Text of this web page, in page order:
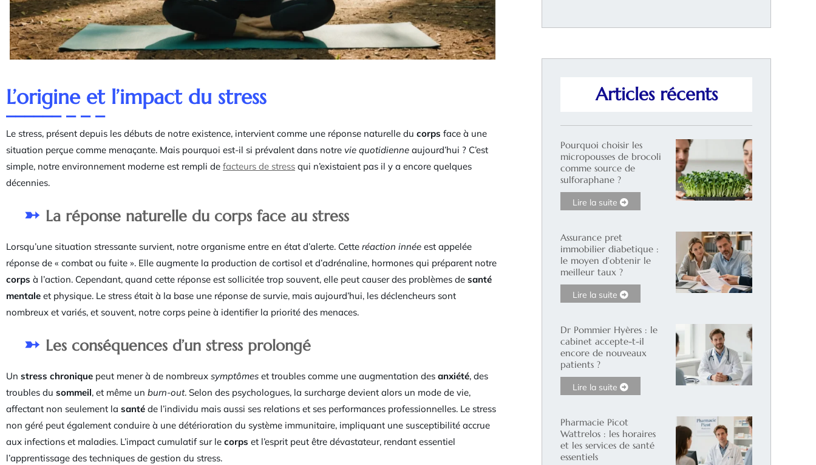
L’origine et l’impact du stress
Le stress, présent depuis les débuts de notre existence, intervient comme une réponse naturelle du corps face à une
situation perçue comme menaçante. Mais pourquoi est-il si prévalent dans notre vie quotidienne aujourd’hui ? C’est
simple, notre environnement moderne est rempli de facteurs de stress qui n’existaient pas il y a encore quelques
décennies.
La réponse naturelle du corps face au stress
Lorsqu’une situation stressante survient, notre organisme entre en état d’alerte. Cette réaction innée est appelée
réponse de « combat ou fuite ». Elle augmente la production de cortisol et d’adrénaline, hormones qui préparent notre
corps à l’action. Cependant, quand cette réponse est sollicitée trop souvent, elle peut causer des problèmes de santé
mentale et physique. Le stress était à la base une réponse de survie, mais aujourd’hui, les déclencheurs sont
nombreux et variés, et souvent, notre corps peine à identifier la priorité des menaces.
Les conséquences d’un stress prolongé
Un stress chronique peut mener à de nombreux symptômes et troubles comme une augmentation des anxiété, des
troubles du sommeil, et même un burn-out. Selon des psychologues, la surcharge devient alors un mode de vie,
affectant non seulement la santé de l’individu mais aussi ses relations et ses performances professionnelles. Le stress
non géré peut également conduire à une détérioration du système immunitaire, impliquant une susceptibilité accrue
aux infections et maladies. L’impact cumulatif sur le corps et l’esprit peut être dévastateur, rendant essentiel
l’apprentissage des techniques de gestion du stress.
Articles récents
Pourquoi choisir les
micropousses de brocoli
comme source de
sulforaphane ?
Lire la suite
Assurance pret
immobilier diabetique :
le moyen d’obtenir le
meilleur taux ?
Lire la suite
Dr Pommier Hyères : le
cabinet accepte-t-il
encore de nouveaux
patients ?
Lire la suite
Pharmacie Picot
Wattrelos : les horaires
et les services de santé
essentiels